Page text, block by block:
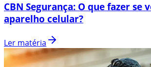
CBN Segurança: O que fazer se
aparelho celular?
Ler matéria